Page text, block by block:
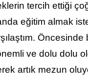
tercih ettiği
eğitim almak
ve dolu dolu
artık mezun